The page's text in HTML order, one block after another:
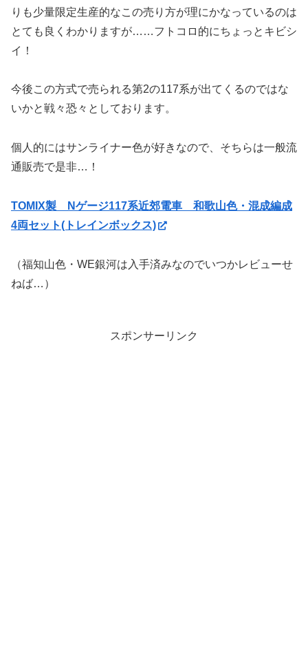
りも少量限定生産的なこの売り方が理にかなっているのは
とても良くわかりますが……フトコロ的にちょっとキビシ
イ！
今後この方式で売られる第2の117系が出てくるのではな
いかと戦々恐々としております。
個人的にはサンライナー色が好きなので、そちらは一般流
通販売で是非…！
TOMIX製 Nゲージ117系近郊電車 和歌山色・混成編成
4両セット(トレインボックス)
（福知山色・WE銀河は入手済みなのでいつかレビューせ
ねば…）
スポンサーリンク